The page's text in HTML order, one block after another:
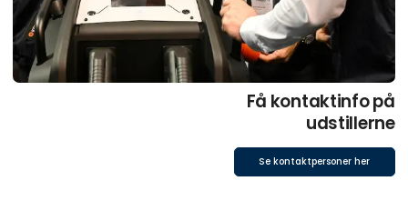
Få kontaktinfo på
udstillerne
Se kontaktpersoner her